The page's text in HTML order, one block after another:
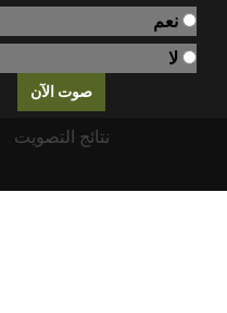
نعم
لا
نتائج التصويت